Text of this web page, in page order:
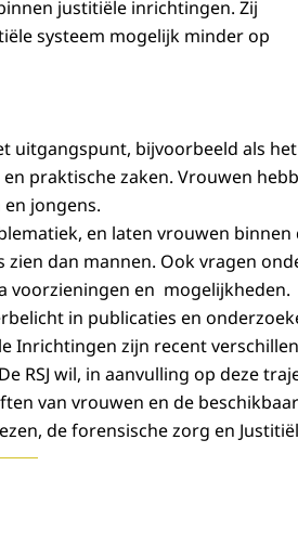
justitiële inrichtingen. Zij
systeem mogelijk minder op
uitgangspunt, bijvoorbeeld als
praktische zaken. Vrouwen
jongens.
en laten vrouwen
dan mannen. Ook vragen
voorzieningen en mogelijkheden.
in publicaties en
Inrichtingen zijn recent
RSJ wil, in aanvulling op deze
van vrouwen en de
de forensische zorg en